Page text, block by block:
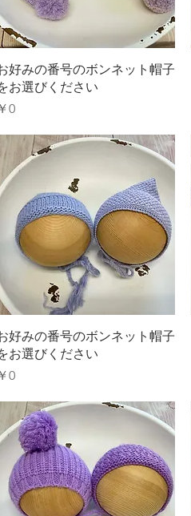
クイックビュー
好みの番号のボンネット帽子
お選びください
価格
￥0
クイックビュー
好みの番号のボンネット帽子
お選びください
価格
￥0